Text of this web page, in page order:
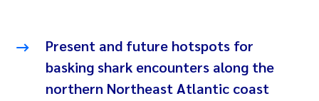
Present and future hotspots for
basking shark encounters along the
northern Northeast Atlantic coast